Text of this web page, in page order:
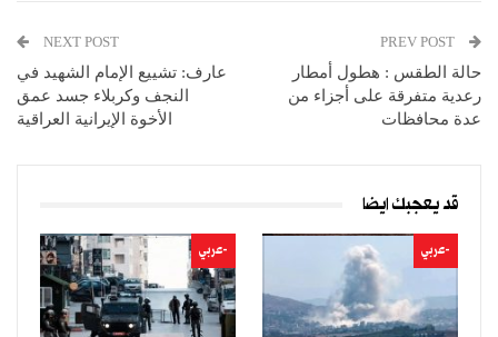
حالة الطقس : هطول أمطار
رعدية متفرقة على أجزاء من
عدة محافظات
NEXT POST
عارف: تشييع الإمام الشهيد في
النجف وكربلاء جسد عمق
الأخوة الإيرانية العراقية
قد يعجبك ايضا
-عربي -عربي